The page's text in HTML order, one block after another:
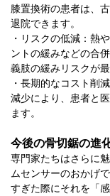
膝置換術の患者は、
退院できます。
・リスクの低減：熱
ントの緩みなどの合
義肢の緩みリスクが
・長期的なコスト削
減少により、患者と
ます。
今後の骨切鋸の進
専門家たちはさらに
ムセンサーのおかげ
すぎた際にそれを「